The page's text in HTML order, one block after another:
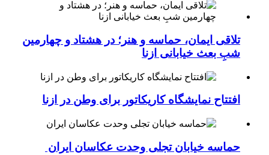
تلاقی ایمان، حماسه و هنر؛ در هشتاد و چهارمین
شبِ بعث خیابانی ازنا
افتتاح نمایشگاه کاریکاتور برای وطن در ازنا
حماسه خیابان تجلی وحدت عکاسان ایران